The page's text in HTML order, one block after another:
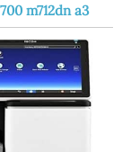
m712dn a3